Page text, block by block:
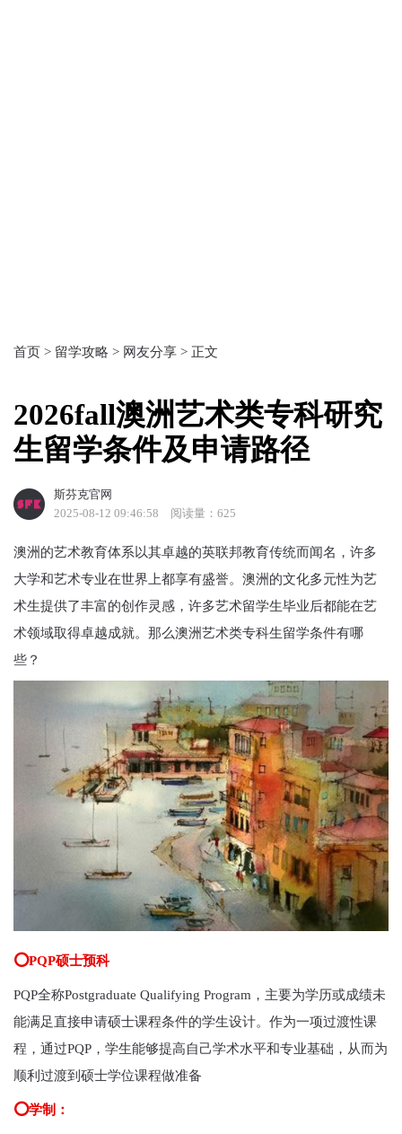
首页 > 留学攻略 > 网友分享 > 正文
2026fall澳洲艺术类专科研究
生留学条件及申请路径
斯芬克官网
2025-08-12 09:46:58
阅读量：625
澳洲的艺术教育体系以其卓越的英联邦教育传统而闻名，许多
大学和艺术专业在世界上都享有盛誉。澳洲的文化多元性为艺
术生提供了丰富的创作灵感，许多艺术留学生毕业后都能在艺
术领域取得卓越成就。那么澳洲艺术类专科生留学条件有哪
些？
⭕PQP硕士预科
PQP全称Postgraduate Qualifying Program，主要为学历或成绩未
能满足直接申请硕士课程条件的学生设计。作为一项过渡性课
程，通过PQP，学生能够提高自己学术水平和专业基础，从而为
顺利过渡到硕士学位课程做准备
⭕学制：